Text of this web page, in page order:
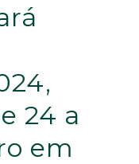
24 a
em